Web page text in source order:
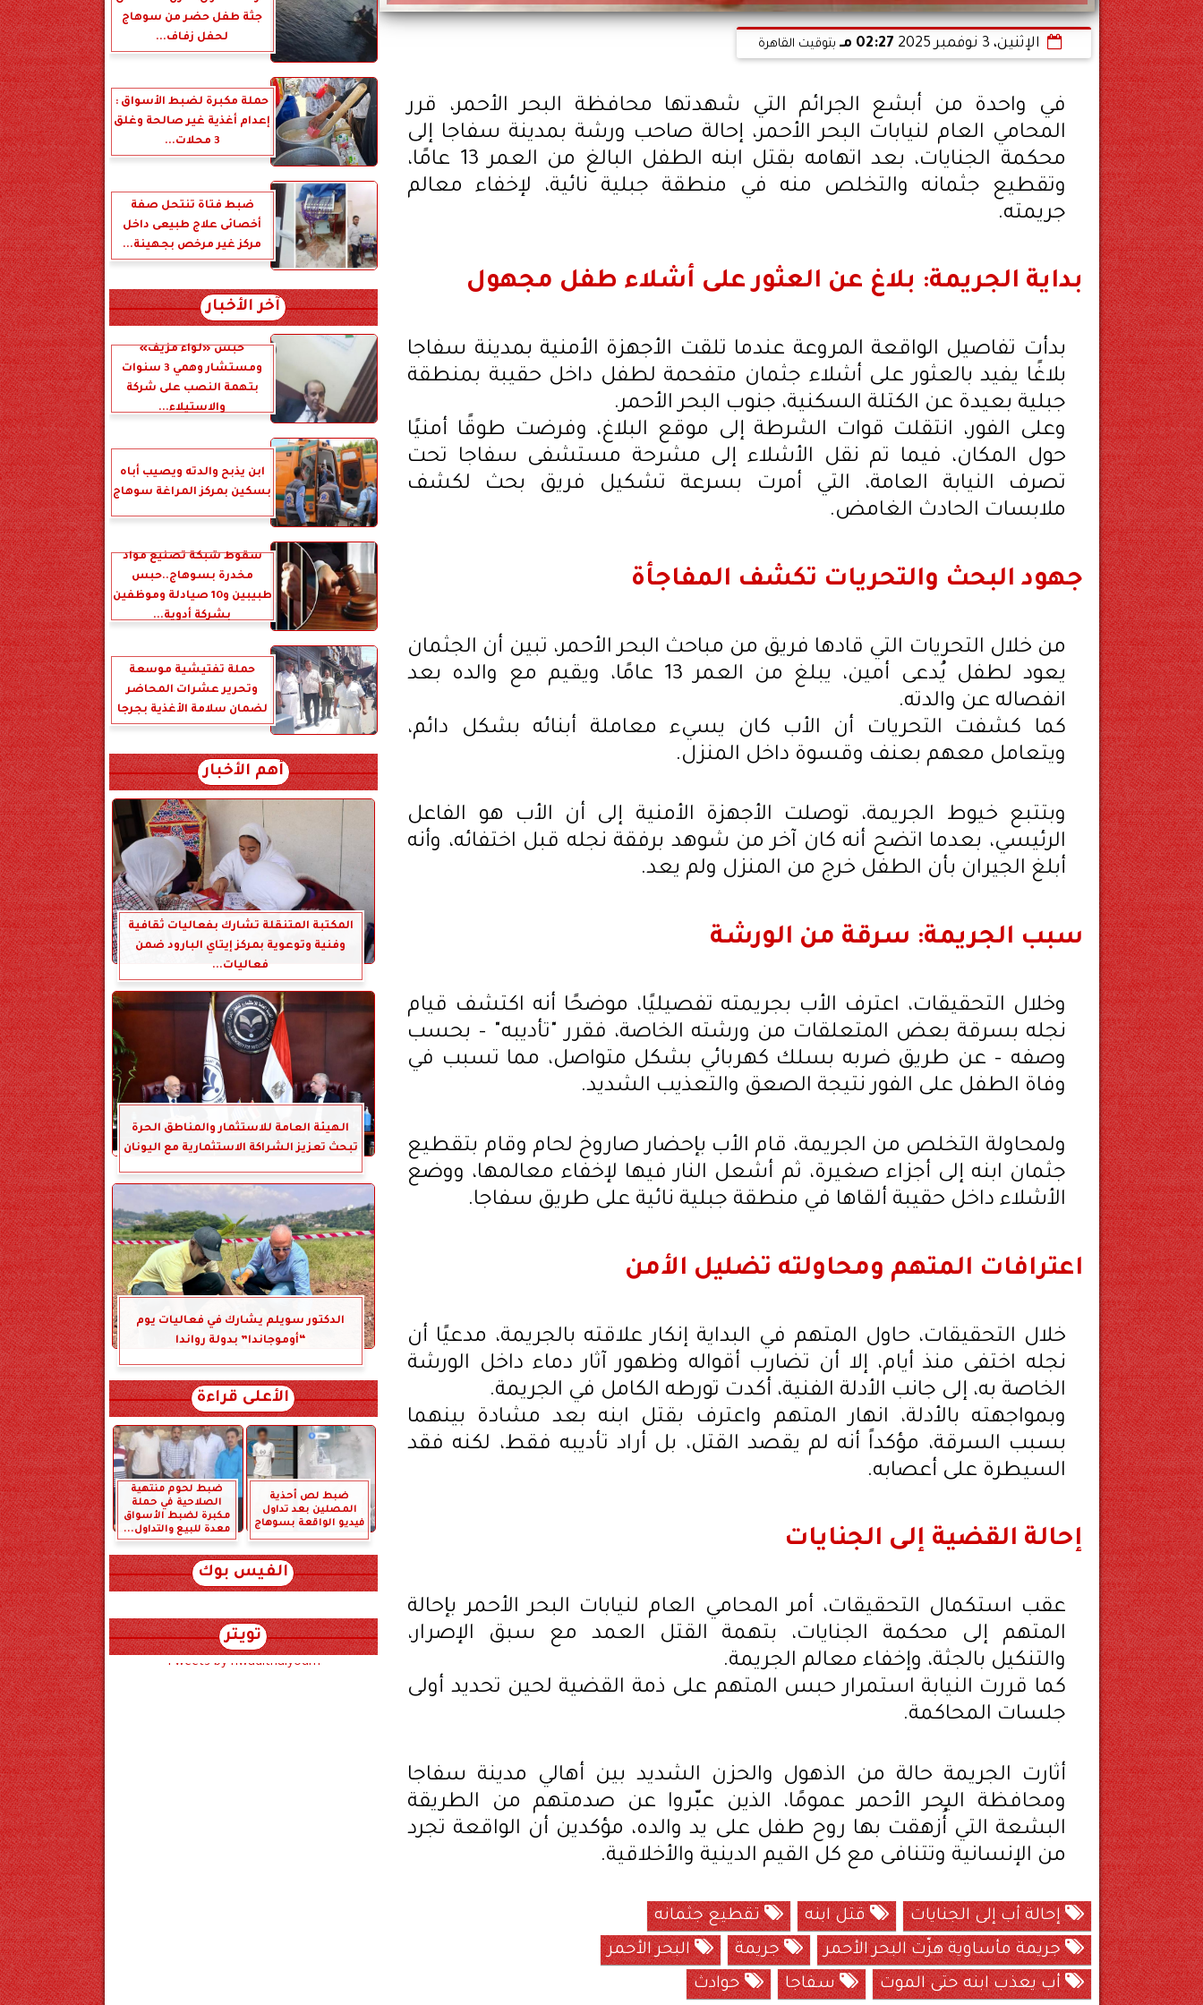
الإثنين، 3 نوفمبر 2025 02:27 مـ بتوقيت القاهرة
في واحدة من أبشع الجرائم التي شهدتها محافظة البحر الأحمر، قرر
المحامي العام لنيابات البحر الأحمر، إحالة صاحب ورشة بمدينة سفاجا إلى
محكمة الجنايات، بعد اتهامه بقتل ابنه الطفل البالغ من العمر 13 عامًا،
وتقطيع جثمانه والتخلص منه في منطقة جبلية نائية، لإخفاء معالم
جريمته.
بداية الجريمة: بلاغ عن العثور على أشلاء طفل مجهول
بدأت تفاصيل الواقعة المروعة عندما تلقت الأجهزة الأمنية بمدينة سفاجا
بلاغًا يفيد بالعثور على أشلاء جثمان متفحمة لطفل داخل حقيبة بمنطقة
جبلية بعيدة عن الكتلة السكنية، جنوب البحر الأحمر.
وعلى الفور، انتقلت قوات الشرطة إلى موقع البلاغ، وفرضت طوقًا أمنيًا
حول المكان، فيما تم نقل الأشلاء إلى مشرحة مستشفى سفاجا تحت
تصرف النيابة العامة، التي أمرت بسرعة تشكيل فريق بحث لكشف
ملابسات الحادث الغامض.
جهود البحث والتحريات تكشف المفاجأة
من خلال التحريات التي قادها فريق من مباحث البحر الأحمر، تبين أن الجثمان
يعود لطفل يُدعى أمين، يبلغ من العمر 13 عامًا، ويقيم مع والده بعد
انفصاله عن والدته.
كما كشفت التحريات أن الأب كان يسيء معاملة أبنائه بشكل دائم،
ويتعامل معهم بعنف وقسوة داخل المنزل.
وبتتبع خيوط الجريمة، توصلت الأجهزة الأمنية إلى أن الأب هو الفاعل
الرئيسي، بعدما اتضح أنه كان آخر من شوهد برفقة نجله قبل اختفائه، وأنه
أبلغ الجيران بأن الطفل خرج من المنزل ولم يعد.
سبب الجريمة: سرقة من الورشة
وخلال التحقيقات، اعترف الأب بجريمته تفصيليًا، موضحًا أنه اكتشف قيام
نجله بسرقة بعض المتعلقات من ورشته الخاصة، فقرر "تأديبه" – بحسب
وصفه – عن طريق ضربه بسلك كهربائي بشكل متواصل، مما تسبب في
وفاة الطفل على الفور نتيجة الصعق والتعذيب الشديد.
ولمحاولة التخلص من الجريمة، قام الأب بإحضار صاروخ لحام وقام بتقطيع
جثمان ابنه إلى أجزاء صغيرة، ثم أشعل النار فيها لإخفاء معالمها، ووضع
الأشلاء داخل حقيبة ألقاها في منطقة جبلية نائية على طريق سفاجا.
اعترافات المتهم ومحاولته تضليل الأمن
خلال التحقيقات، حاول المتهم في البداية إنكار علاقته بالجريمة، مدعيًا أن
نجله اختفى منذ أيام، إلا أن تضارب أقواله وظهور آثار دماء داخل الورشة
الخاصة به، إلى جانب الأدلة الفنية، أكدت تورطه الكامل في الجريمة.
وبمواجهته بالأدلة، انهار المتهم واعترف بقتل ابنه بعد مشادة بينهما
بسبب السرقة، مؤكداً أنه لم يقصد القتل، بل أراد تأديبه فقط، لكنه فقد
السيطرة على أعصابه.
إحالة القضية إلى الجنايات
عقب استكمال التحقيقات، أمر المحامي العام لنيابات البحر الأحمر بإحالة
المتهم إلى محكمة الجنايات، بتهمة القتل العمد مع سبق الإصرار،
والتنكيل بالجثة، وإخفاء معالم الجريمة.
كما قررت النيابة استمرار حبس المتهم على ذمة القضية لحين تحديد أولى
جلسات المحاكمة.
أثارت الجريمة حالة من الذهول والحزن الشديد بين أهالي مدينة سفاجا
ومحافظة البحر الأحمر عمومًا، الذين عبّروا عن صدمتهم من الطريقة
البشعة التي أُزهقت بها روح طفل على يد والده، مؤكدين أن الواقعة تجرد
من الإنسانية وتتنافى مع كل القيم الدينية والأخلاقية.
إحالة أب إلى الجنايات قتل ابنه
تقطيع جثمانه
جريمة مأساوية هزّت البحر الأحمر
جريمة
البحر الأحمر
أب يعذب ابنه حتى الموت
سفاجا حوادث
جثة طفل حضر من سوهاج
لحفل زفاف...
حملة مكبرة لضبط الأسواق :
إعدام أغذية غير صالحة وغلق
3 محلات...
ضبط فتاة تنتحل صفة
أخصائى علاج طبيعى داخل
مركز غير مرخص بجهينة...
آخر الأخبار
حبس «لواء مزيف»
ومستشار وهمي 3 سنوات
بتهمة النصب على شركة
والاستيلاء...
ابن يذبح والدته ويصيب أباه
بسكين بمركز المراغة سوهاج
سقوط شبكة تصنيع مواد
مخدرة بسوهاج..حبس
طبيبين و10 صيادلة وموظفين
بشركة أدوية...
حملة تفتيشية موسعة
وتحرير عشرات المحاضر
لضمان سلامة الأغذية بجرجا
أهم الأخبار
المكتبة المتنقلة تشارك بفعاليات ثقافية
وفنية وتوعوية بمركز إيتاي البارود ضمن
فعاليات...
الهيئة العامة للاستثمار والمناطق الحرة
تبحث تعزيز الشراكة الاستثمارية مع اليونان
الدكتور سويلم يشارك في فعاليات يوم
“أوموجاندا” بدولة رواندا
الأعلى قراءة
ضبط لص أحذية
المصلين بعد تداول
فيديو الواقعة بسوهاج
ضبط لحوم منتهية
الصلاحية في حملة
مكبرة لضبط الأسواق
معدة للبيع والتداول...
الفيس بوك
تويتر
Tweets by hwadithalyoum